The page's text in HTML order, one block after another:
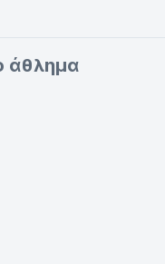
άθλημα